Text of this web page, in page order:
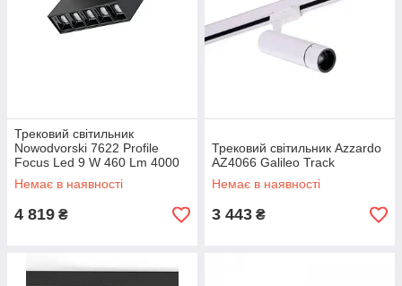
Трековий світильник
Nowodvorski 7622 Profile
Focus Led 9 W 460 Lm 4000
K Bl
Немає в наявності
4 819 ₴
Трековий світильник Azzardo
AZ4066 Galileo Track
Немає в наявності
3 443 ₴